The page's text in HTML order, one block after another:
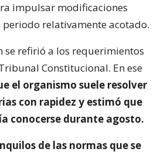
impulsar modificaciones
relativamente acotado.
se refirió a los requerimientos
Constitucional. En ese
el organismo suele resolver
con rapidez y estimó que
conocerse durante agosto.
de las normas que se